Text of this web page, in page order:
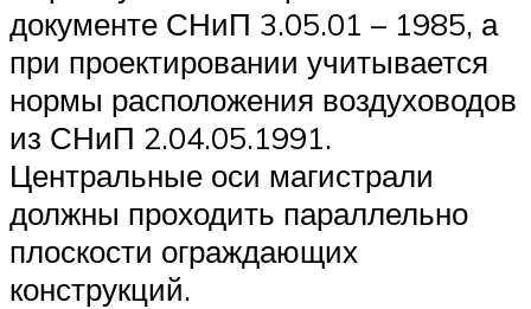
документе СНиП 3.05.01 – 1985, а
при проектировании учитывается
нормы расположения воздуховодов
из СНиП 2.04.05.1991.
Центральные оси магистрали
должны проходить параллельно
плоскости ограждающих
конструкций.